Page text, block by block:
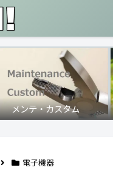
メンテ・カスタム
電子機器